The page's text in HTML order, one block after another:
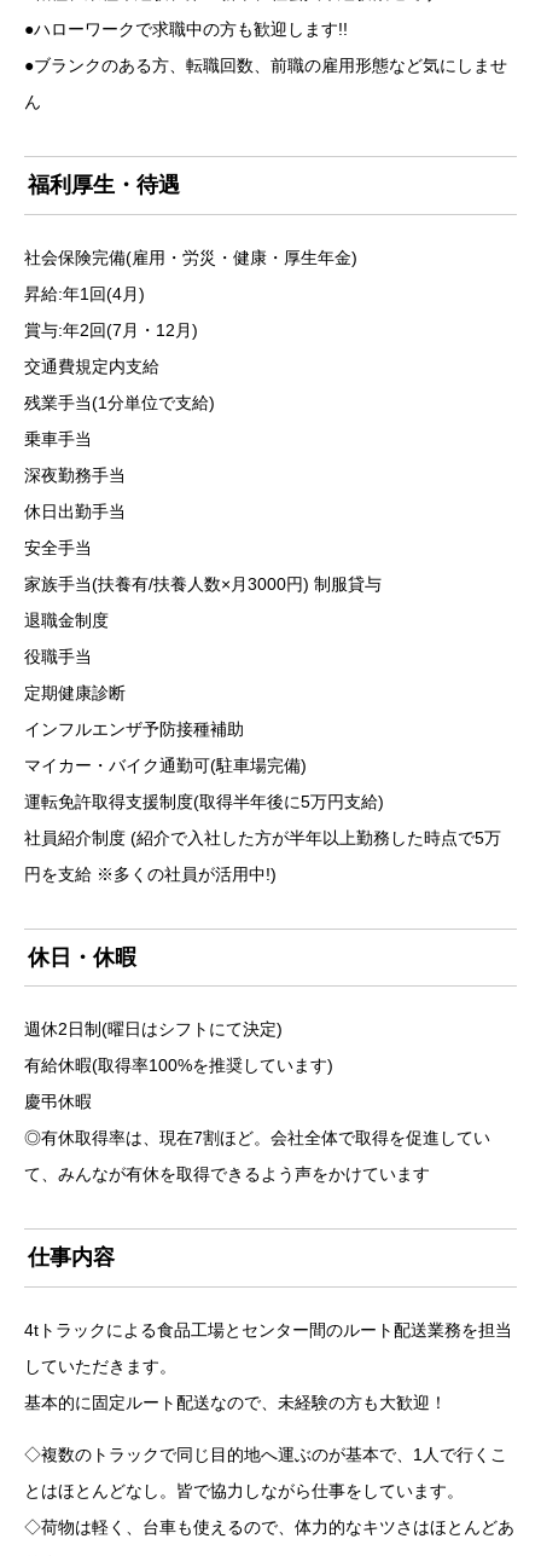
●ハローワークで求職中の方も歓迎します!!
●ブランクのある方、転職回数、前職の雇用形態など気にしませ
ん
福利厚生・待遇
社会保険完備(雇用・労災・健康・厚生年金)
昇給:年1回(4月)
賞与:年2回(7月・12月)
交通費規定内支給
残業手当(1分単位で支給)
乗車手当
深夜勤務手当
休日出勤手当
安全手当
家族手当(扶養有/扶養人数×月3000円) 制服貸与
退職金制度
役職手当
定期健康診断
インフルエンザ予防接種補助
マイカー・バイク通勤可(駐車場完備)
運転免許取得支援制度(取得半年後に5万円支給)
社員紹介制度 (紹介で入社した方が半年以上勤務した時点で5万
円を支給 ※多くの社員が活用中!)
休日・休暇
週休2日制(曜日はシフトにて決定)
有給休暇(取得率100%を推奨しています)
慶弔休暇
◎有休取得率は、現在7割ほど。会社全体で取得を促進してい
て、みんなが有休を取得できるよう声をかけています
仕事内容
4tトラックによる食品工場とセンター間のルート配送業務を担当
していただきます。
基本的に固定ルート配送なので、未経験の方も大歓迎！
◇複数のトラックで同じ目的地へ運ぶのが基本で、1人で行くこ
とはほとんどなし。皆で協力しながら仕事をしています。
◇荷物は軽く、台車も使えるので、体力的なキツさはほとんどあ